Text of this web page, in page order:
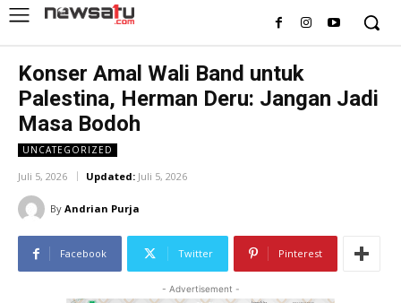
Konser Amal Wali Band untuk
Palestina, Herman Deru: Jangan Jadi
Masa Bodoh
UNCATEGORIZED
Juli 5, 2026 Updated: Juli 5, 2026
By Andrian Purja
Facebook Twitter Pinterest
- Advertisement -